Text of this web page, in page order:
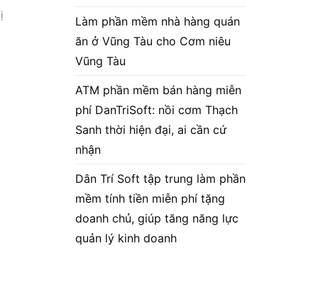
Làm phần mềm nhà hàng quán
ăn ở Vũng Tàu cho Cơm niêu
Vũng Tàu
ATM phần mềm bán hàng miễn
phí DanTriSoft: nồi cơm Thạch
Sanh thời hiện đại, ai cần cứ
nhận
Dân Trí Soft tập trung làm phần
mềm tính tiền miễn phí tặng
doanh chủ, giúp tăng năng lực
quản lý kinh doanh